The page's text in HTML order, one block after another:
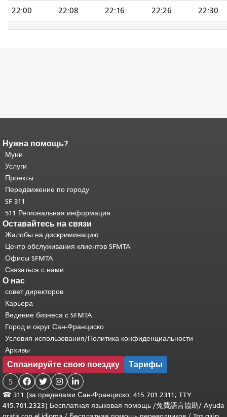
22:00 22:08 22:16 22:26 22:30
Конец содержимого
страницы.
страницы повторяется на каждой
странице.
основного содержимого .
Нужна помощь?
Муни
Услуги
Проекты
Передвижение по городу
SF 311
511 Региональная информация
Оставайтесь на связи
Жалобы на дискриминацию
Центр обслуживания клиентов SFMTA
Офисы SFMTA
Связаться с нами
О нас
совет директоров
Карьера
Ведение бизнеса с SFMTA
Город и округ Сан-Франциско
Условия использования/Политика конфиденциальности
Архивы
Спланируйте свою поездку Тарифы
5    
☎ 311 (за пределами Сан-Франциско: 415.701.2311; TTY
415.701.2323) Бесплатная языковая помощь /免費語言協助/ Ayuda